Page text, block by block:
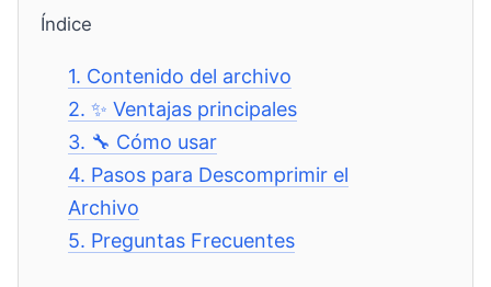
Índice
1. Contenido del archivo
2.✨ Ventajas principales
3. 🔧 Cómo usar
4. Pasos para Descomprimir el
Archivo
5. Preguntas Frecuentes